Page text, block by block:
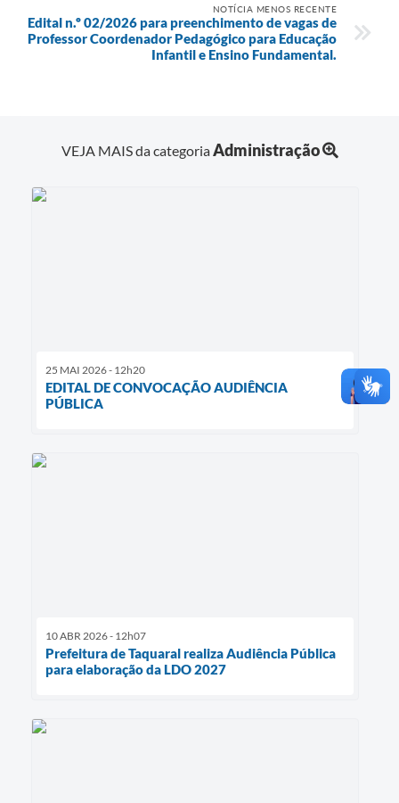
NOTÍCIA MENOS RECENTE
Edital n.º 02/2026 para preenchimento de vagas de
Professor Coordenador Pedagógico para Educação
Infantil e Ensino Fundamental.
VEJA MAIS da categoriaAdministração
25 MAI 2026 - 12h20
EDITAL DE CONVOCAÇÃO AUDIÊNCIA
PÚBLICA
10 ABR 2026 - 12h07
Prefeitura de Taquaral realiza Audiência Pública
para elaboração da LDO 2027